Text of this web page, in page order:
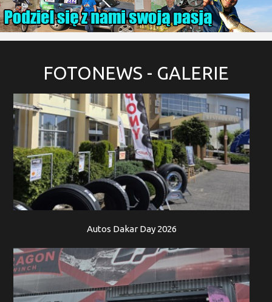
FOTONEWS - GALERIE
Autos Dakar Day 2026